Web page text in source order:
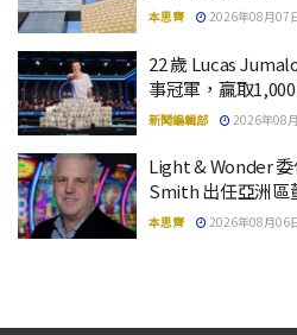
本思齊 2026年08月07
22 歲 Lucas
事冠軍，贏取
新聞編輯部 2026年08
Light & Wonder
Smith 出任亞洲區
本思齊 2026年08月06